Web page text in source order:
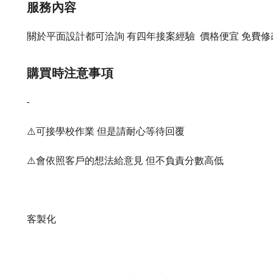
服務內容
關於平面設計都可洽詢 有四年接案經驗  價格便宜 免費
購買時注意事項
-
⚠️可接學校作業 但是請耐心等待回覆
⚠️會依照客戶的想法給意見 但不負責分數高低
客製化